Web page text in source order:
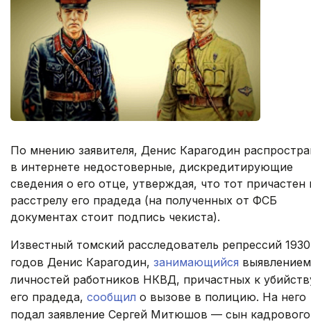
По мнению заявителя, Денис Карагодин
в интернете недостоверные, дискредитирующие
сведения о его отце, утверждая, что тот причастен
расстрелу его прадеда (на полученных от ФСБ
документах стоит подпись чекиста).
Известный томский расследователь репрессий
годов Денис Карагодин, занимающийся выявлением
личностей работников НКВД, причастных к
его прадеда, сообщил о вызове в полицию. На него
подал заявление Сергей Митюшов — сын кадрового